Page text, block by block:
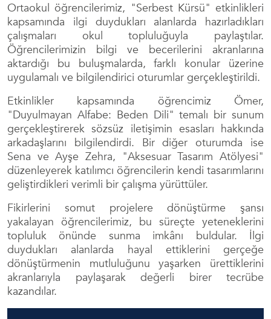
Ortaokul öğrencilerimiz, "Serbest Kürsü" etkinlikleri
kapsamında ilgi duydukları alanlarda hazırladıkları
çalışmaları okul topluluğuyla paylaştılar.
Öğrencilerimizin bilgi ve becerilerini akranlarına
aktardığı bu buluşmalarda, farklı konular üzerine
uygulamalı ve bilgilendirici oturumlar gerçekleştirildi.
Etkinlikler kapsamında öğrencimiz Ömer,
"Duyulmayan Alfabe: Beden Dili" temalı bir sunum
gerçekleştirerek sözsüz iletişimin esasları hakkında
arkadaşlarını bilgilendirdi. Bir diğer oturumda ise
Sena ve Ayşe Zehra, "Aksesuar Tasarım Atölyesi"
düzenleyerek katılımcı öğrencilerin kendi tasarımlarını
geliştirdikleri verimli bir çalışma yürüttüler.
Fikirlerini somut projelere dönüştürme şansı
yakalayan öğrencilerimiz, bu süreçte yeteneklerini
topluluk önünde sunma imkânı buldular. İlgi
duydukları alanlarda hayal ettiklerini gerçeğe
dönüştürmenin mutluluğunu yaşarken ürettiklerini
akranlarıyla paylaşarak değerli birer tecrübe
kazandılar.